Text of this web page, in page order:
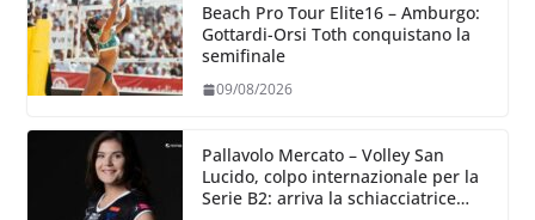
Beach Pro Tour Elite16 – Amburgo:
Gottardi-Orsi Toth conquistano la
semifinale
09/08/2026
Pallavolo Mercato – Volley San
Lucido, colpo internazionale per la
Serie B2: arriva la schiacciatrice